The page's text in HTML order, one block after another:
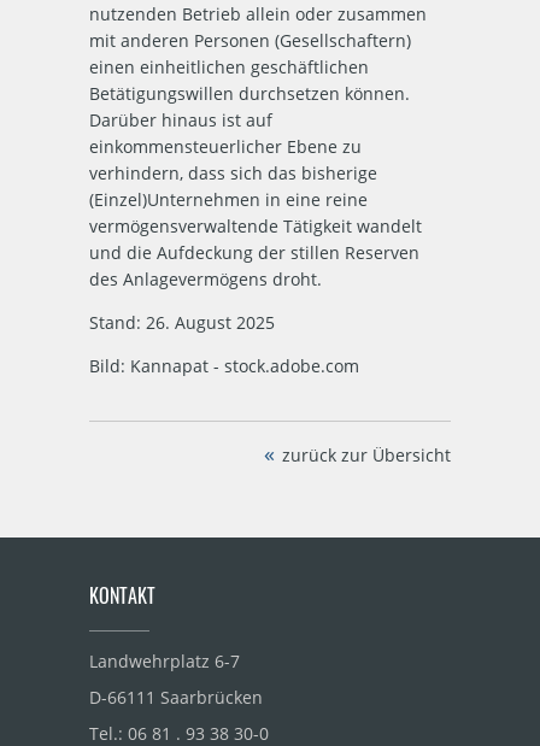
nutzenden Betrieb allein oder zusammen
mit anderen Personen (Gesellschaftern)
einen einheitlichen geschäftlichen
Betätigungswillen durchsetzen können.
Darüber hinaus ist auf
einkommensteuerlicher Ebene zu
verhindern, dass sich das bisherige
(Einzel)Unternehmen in eine reine
vermögensverwaltende Tätigkeit wandelt
und die Aufdeckung der stillen Reserven
des Anlagevermögens droht.
Stand: 26. August 2025
Bild: Kannapat - stock.adobe.com
zurück zur Übersicht
KONTAKT
Landwehrplatz 6-7
D-66111 Saarbrücken
Tel.: 06 81 . 93 38 30-0